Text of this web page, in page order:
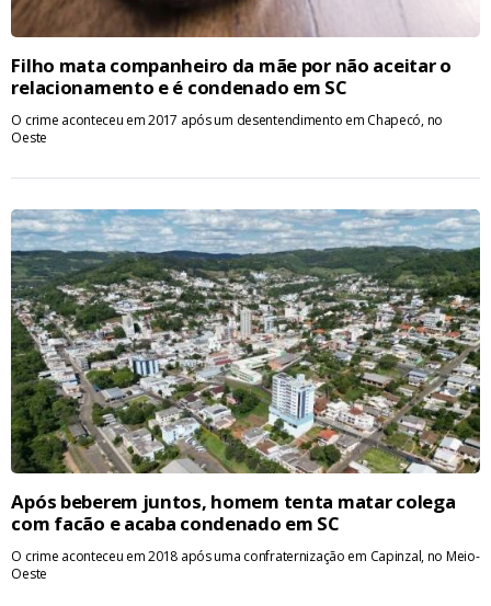
Filho mata companheiro da mãe por não aceitar o
relacionamento e é condenado em SC
O crime aconteceu em 2017 após um desentendimento em Chapecó, no
Oeste
Após beberem juntos, homem tenta matar colega
com facão e acaba condenado em SC
O crime aconteceu em 2018 após uma confraternização em Capinzal, no Meio-
Oeste